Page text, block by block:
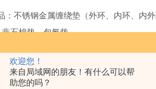
欢迎您！
来自局域网的朋友！有什么可以帮
助您的吗？
不锈钢金属缠绕垫（外环、内环、内
非石棉垫、包氟垫。
尼龙和MC尼龙两大类，品种有：棒、